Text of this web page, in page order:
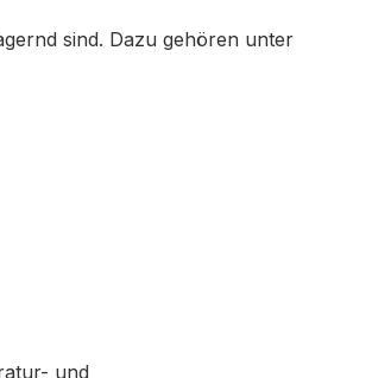
sind. Dazu gehören unter
und